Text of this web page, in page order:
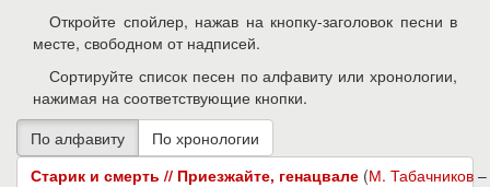
Откройте спойлер, нажав на кнопку-заголовок песни в
месте, свободном от надписей.
Сортируйте список песен по алфавиту или хронологии,
нажимая на соответствующие кнопки.
Старик и смерть // Приезжайте, генацвале (М. Табачников –